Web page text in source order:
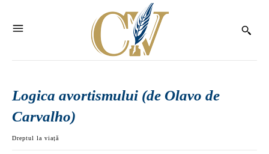
Logica avortismului (de Olavo de
Carvalho)
Dreptul la viață